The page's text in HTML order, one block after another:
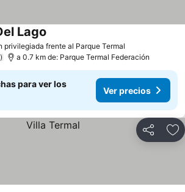
privilegiada frente al Parque Termal
Lago
a 0.7 km de: Parque Termal Federación
para ver los
Ver precios
Compartir